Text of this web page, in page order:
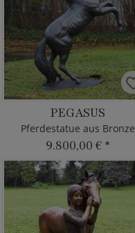
PEGASUS
Pferdestatue aus Bronze
9.800,00 € *